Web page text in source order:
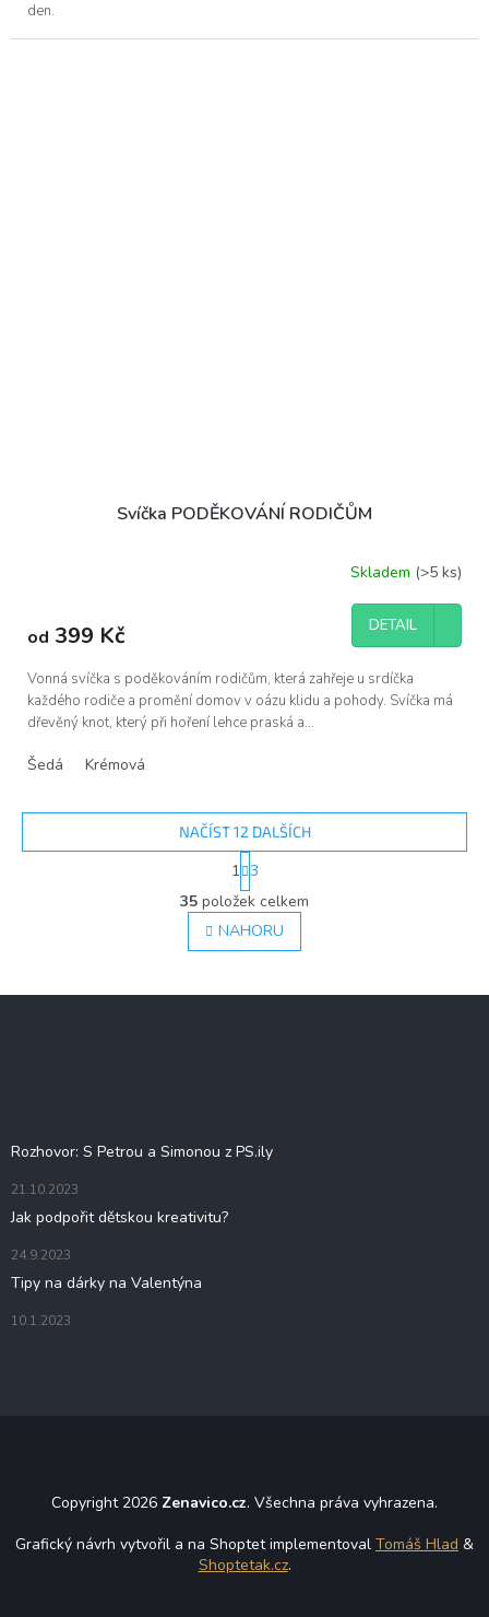
den.
Svíčka PODĚKOVÁNÍ RODIČŮM
Skladem (>5 ks)
od 399 Kč DETAIL
Vonná svíčka s poděkováním rodičům, která zahřeje u srdíčka
každého rodiče a promění domov v oázu klidu a pohody. Svíčka má
dřevěný knot, který při hoření lehce praská a...
Šedá Krémová
O
v
l
á
a
v
NAČÍST 12 DALŠÍCH
S
t
r
á
n
k
v
1 3
35 položek celkem
NAHORU
Rozhovor: S Petrou a Simonou z PS.ily
21.10.2023
Jak podpořit dětskou kreativitu?
24.9.2023
Tipy na dárky na Valentýna
10.1.2023
Copyright 2026 Zenavico.cz. Všechna práva vyhrazena.
Grafický návrh vytvořil a na Shoptet implementoval Tomáš Hlad &
Shoptetak.cz.